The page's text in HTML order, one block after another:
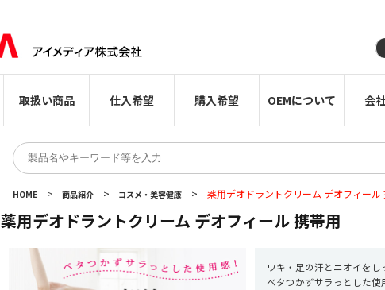
取扱い商品 仕入希望 購入希望 OEMについて 会
HOME > 商品紹介 > コスメ・美容健康 > 薬用デオドラントクリーム デオフィール
薬用デオドラントクリーム デオフィール 携帯用
ワキ・足の汗とニオイをし
ベタつかずサラっとした使